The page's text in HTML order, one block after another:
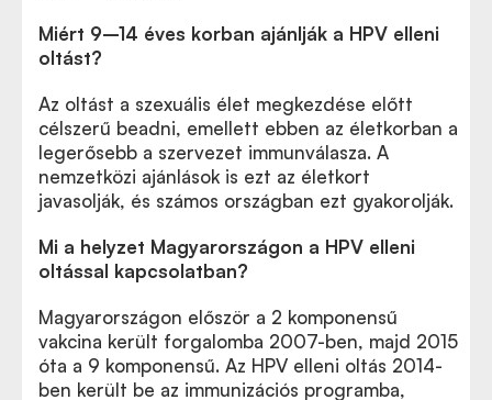
Miért 9–14 éves korban ajánlják a HPV elleni
oltást?
Az oltást a szexuális élet megkezdése előtt
célszerű beadni, emellett ebben az életkorban a
legerősebb a szervezet immunválasza. A
nemzetközi ajánlások is ezt az életkort
javasolják, és számos országban ezt gyakorolják.
Mi a helyzet Magyarországon a HPV elleni
oltással kapcsolatban?
Magyarországon először a 2 komponensű
vakcina került forgalomba 2007-ben, majd 2015
óta a 9 komponensű. Az HPV elleni oltás 2014-
ben került be az immunizációs programba,